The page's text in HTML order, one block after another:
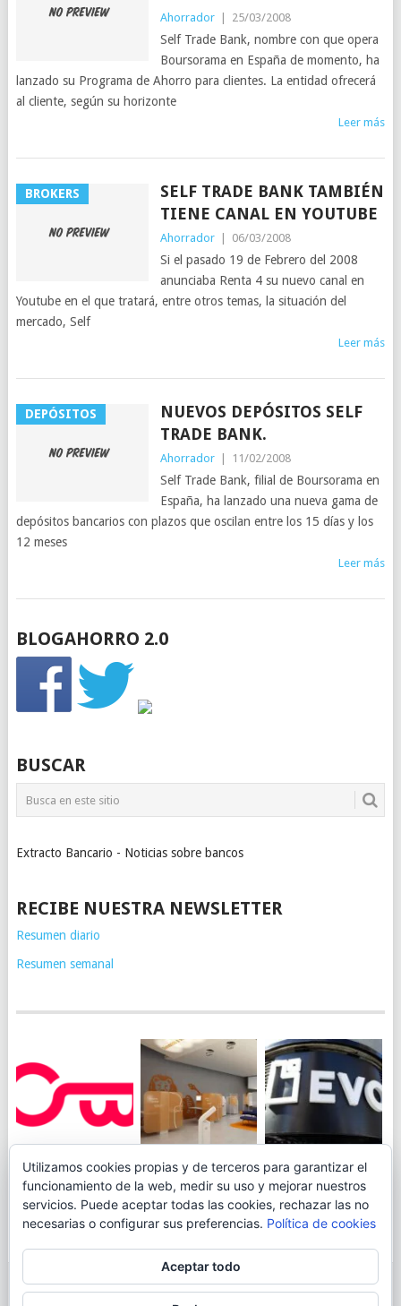
Ahorrador 25/03/2008
Self Trade Bank, nombre con que opera
Boursorama en España de momento, ha
lanzado su Programa de Ahorro para clientes. La entidad ofrecerá
al cliente, según su horizonte
Leer más
BROKERS
SELF TRADE BANK TAMBIÉN
TIENE CANAL EN YOUTUBE
Ahorrador 06/03/2008
Si el pasado 19 de Febrero del 2008
anunciaba Renta 4 su nuevo canal en
Youtube en el que tratará, entre otros temas, la situación del
mercado, Self
Leer más
DEPÓSITOS
NUEVOS DEPÓSITOS SELF
TRADE BANK.
Ahorrador 11/02/2008
Self Trade Bank, filial de Boursorama en
España, ha lanzado una nueva gama de
depósitos bancarios con plazos que oscilan entre los 15 días y los
12 meses
Leer más
BLOGAHORRO 2.0
BUSCAR
Extracto Bancario - Noticias sobre bancos
RECIBE NUESTRA NEWSLETTER
Resumen diario
Resumen semanal
JUEGA AL
CANICÓDROMO
DIGITAL DE
OPENBANK
ING TOCA SUELO EN
LA RENTABILIDAD
DE SU CUENTA
NARANJA: 0,01% TAE
EVO BANK
PERMITIRÁ
INGRESAR DINERO
DESDE LAS OFICINAS
© 2026BLOGAHORRO.
Utilizamos cookies propias y de terceros para garantizar el
funcionamiento de la web, medir su uso y mejorar nuestros
servicios. Puede aceptar todas las cookies, rechazar las no
necesarias o configurar sus preferencias. Política de cookies
Aceptar todo